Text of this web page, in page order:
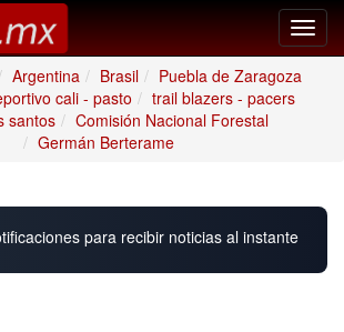
Argentina Brasil
Puebla de Zaragoza
cali - pasto
trail blazers - pacers
santos
Comisión Nacional Forestal
Germán Berterame
para recibir noticias al instante